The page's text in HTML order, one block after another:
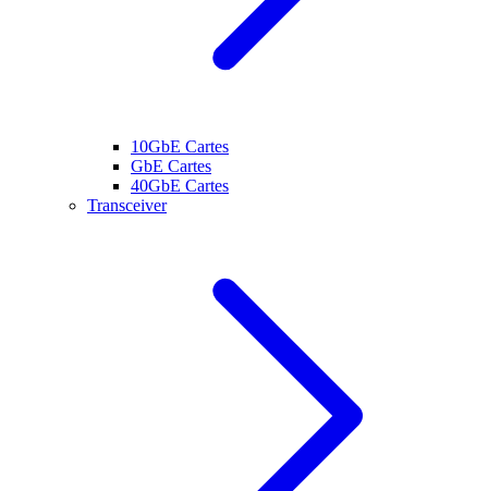
10GbE Cartes
GbE Cartes
40GbE Cartes
Transceiver